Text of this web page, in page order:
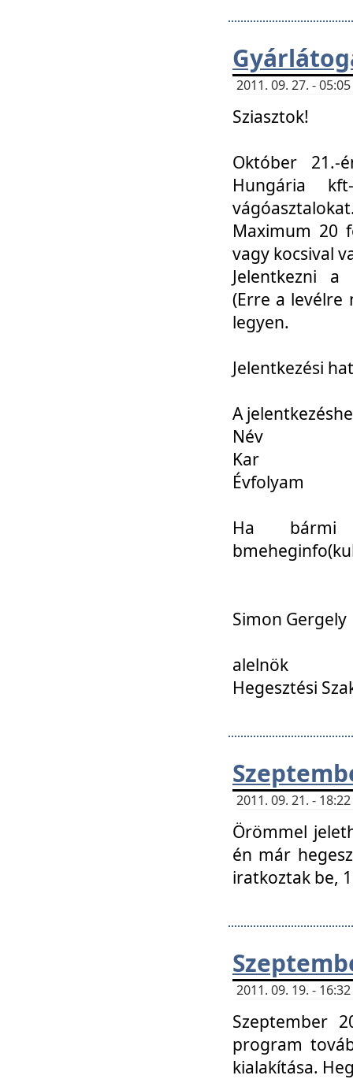
2011. 09. 27. -
Sziasztok!
Október 21.-
Hungária
Maximum 20
vagy kocsival
Jelentkezni a
(Erre a levélre
legyen.
Jelentkezési
A
Név
Kar
Évfolyam
Ha
Simon Gergely
alelnök
Hegesztési
2011. 09. 21. -
Örömmel
én már
iratkoztak be,
2011. 09. 19. -
Szeptember
program
kialakítása.